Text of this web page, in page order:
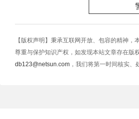
【版权声明】秉承互联网开放、包容的精神
尊重与保护知识产权，如发现本站文章存在版
db123@netsun.com ，我们将第一时间核实、